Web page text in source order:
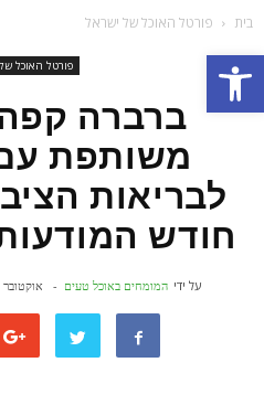
פתח סרגל נגישות
בית פורטל האוכל של ישראל
פורטל האוכל
ברברה
משותפת
לבריאות
חודש
על ידי המומחים באוכל טעים - אוקטובר 5, 2023